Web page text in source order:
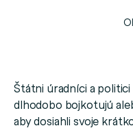
Štátni úradníci a
dlhodobo bojkotujú
aby dosiahli svoje